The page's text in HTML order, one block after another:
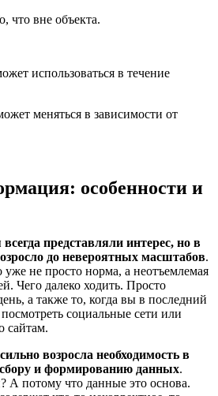
что вне объекта.
использоваться в течение
меняться в зависимости от
особенности и
представляли интерес, но в
до невероятных масштабов.
не просто норма, а неотъемлемая
Чего далеко ходить. Просто
а также то, когда вы в последний
социальные сети или
сайтам.
возросла необходимость в
и формированию данных.
А потому что данные это основа.